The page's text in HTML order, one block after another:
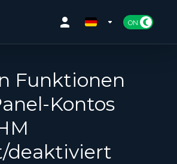
Funktionen
Kontos
deaktiviert